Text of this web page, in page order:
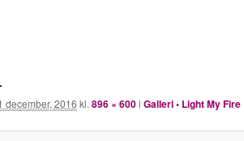
december, 2016 kl. 896 × 600i Galleri • Light My Fire